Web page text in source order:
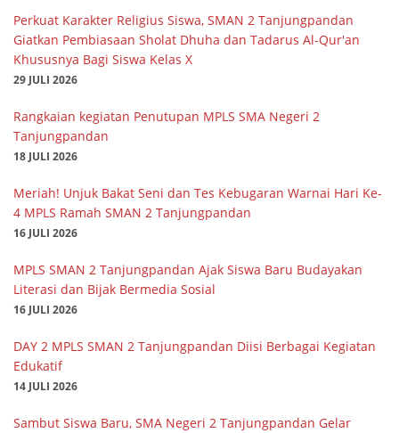
Perkuat Karakter Religius Siswa, SMAN 2 Tanjungpandan
Giatkan Pembiasaan Sholat Dhuha dan Tadarus Al-Qur'an
Khususnya Bagi Siswa Kelas X
29 JULI 2026
Rangkaian kegiatan Penutupan MPLS SMA Negeri 2
Tanjungpandan
18 JULI 2026
Meriah! Unjuk Bakat Seni dan Tes Kebugaran Warnai Hari Ke-
4 MPLS Ramah SMAN 2 Tanjungpandan
16 JULI 2026
MPLS SMAN 2 Tanjungpandan Ajak Siswa Baru Budayakan
Literasi dan Bijak Bermedia Sosial
16 JULI 2026
DAY 2 MPLS SMAN 2 Tanjungpandan Diisi Berbagai Kegiatan
Edukatif
14 JULI 2026
Sambut Siswa Baru, SMA Negeri 2 Tanjungpandan Gelar